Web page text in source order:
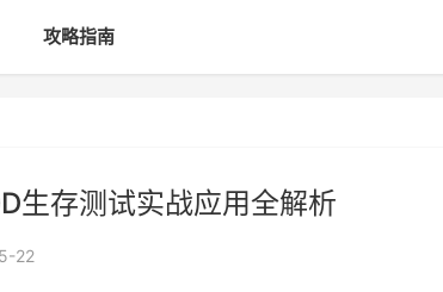
攻略指南
生存测试实战应用全解析
22